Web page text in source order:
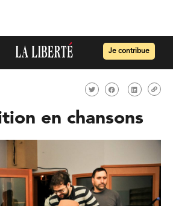
Je contribue
en chansons